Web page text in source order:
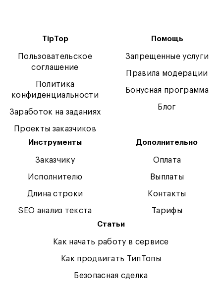
TipTop
Пользовательское
соглашение
Политика
конфиденциальности
Заработок на заданиях
Проекты заказчиков
Помощь
Запрещенные услуги
Правила модерации
Бонусная программа
Блог
Инструменты
Заказчику
Исполнителю
Длина строки
SEO анализ текста
Дополнительно
Оплата
Выплаты
Контакты
Тарифы
Статьи
Как начать работу в сервисе
Как продвигать ТипТопы
Безопасная сделка